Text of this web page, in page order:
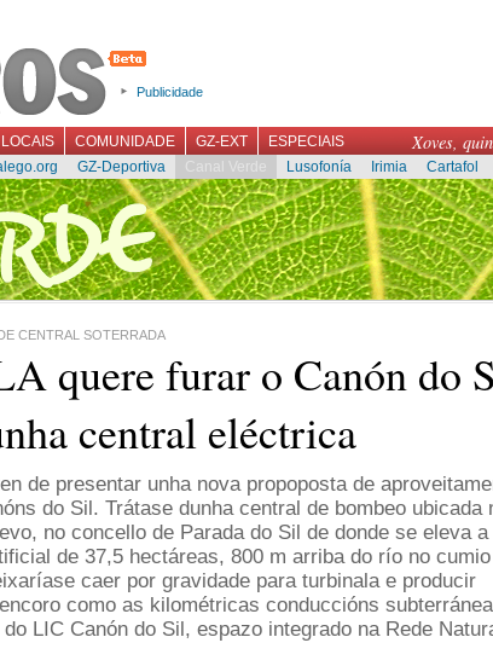
Publicidade
Xoves,
LOCAIS COMUNIDADE GZ-EXT
ESPECIAIS
GZ-Deportiva Canal Verde Lusofonía Irimia Cartafol
CENTRAL SOTERRADA
quere furar o Canón do
central eléctrica
de presentar unha nova propoposta de
do Sil. Trátase dunha central de bombeo ubicada
no concello de Parada do Sil de donde se eleva a
de 37,5 hectáreas, 800 m arriba do río no
caer por gravidade para turbinala e producir
como as kilométricas conduccións
LIC Canón do Sil, espazo integrado na Rede